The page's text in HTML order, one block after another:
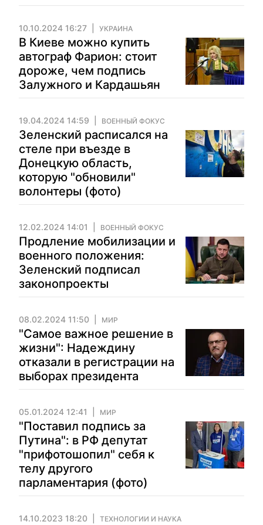
10.10.2024 16:27 УКРАИНА
В Киеве можно купить
автограф Фарион: стоит
дороже, чем подпись
Залужного и Кардашьян
19.04.2024 14:59 ВОЕННЫЙ ФОКУС
Зеленский расписался на
стеле при въезде в
Донецкую область,
которую "обновили"
волонтеры (фото)
12.02.2024 14:01 ВОЕННЫЙ ФОКУС
Продление мобилизации и
военного положения:
Зеленский подписал
законопроекты
08.02.2024 11:50 МИР
"Самое важное решение в
жизни": Надеждину
отказали в регистрации на
выборах президента
05.01.2024 12:41 МИР
"Поставил подпись за
Путина": в РФ депутат
"прифотошопил" себя к
телу другого
парламентария (фото)
14.10.2023 18:20 ТЕХНОЛОГИИ И НАУКА